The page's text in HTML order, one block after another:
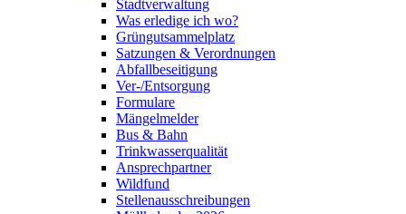
Stadtverwaltung
Was erledige ich wo?
Grüngutsammelplatz
Satzungen & Verordnungen
Abfallbeseitigung
Ver-/Entsorgung
Formulare
Mängelmelder
Bus & Bahn
Trinkwasserqualität
Ansprechpartner
Wildfund
Stellenausschreibungen